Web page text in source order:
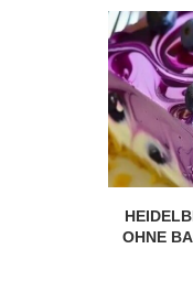
OHNE